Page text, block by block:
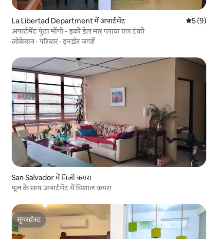
La Libertad Department में अपार्टमेंट औसत रेटिंग
5 (9)
अपार्टमेंट पुंटा मोंगो - इको डेल मार प्लाया एल टंको
लोकेशन ·परिवार ·इनडोर जगहें
San Salvador में निजी कमरा
पूल के साथ अपार्टमेंट में विशाल कमरा
सुपरहोस्ट
सुपरहोस्ट